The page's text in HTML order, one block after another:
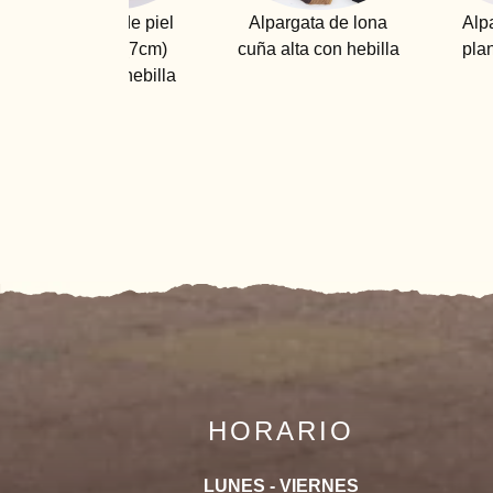
Alpargata de lona
cuña alta con hebilla
Alpargata abierta
plana con gomas
HORARIO
LUNES - VIERNES